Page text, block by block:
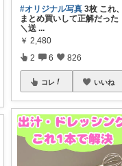
#オリジナル写真 3枚 これ、
まとめ買いして正解だった
＼送 ...
￥ 2,480
2 6 826
コレ いいね